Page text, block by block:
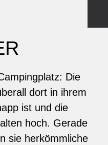
Die
dort in ihrem
ist und die
hoch. Gerade
sie herkömmliche